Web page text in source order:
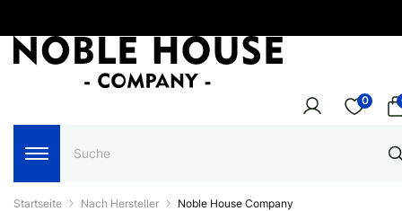
0
Startseite Nach Hersteller Noble House Company